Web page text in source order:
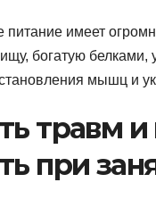
имеет
богатую
мышц и
травм
при